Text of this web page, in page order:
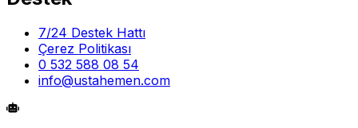
7/24 Destek Hattı
Çerez Politikası
0 532 588 08 54
info@ustahemen.com